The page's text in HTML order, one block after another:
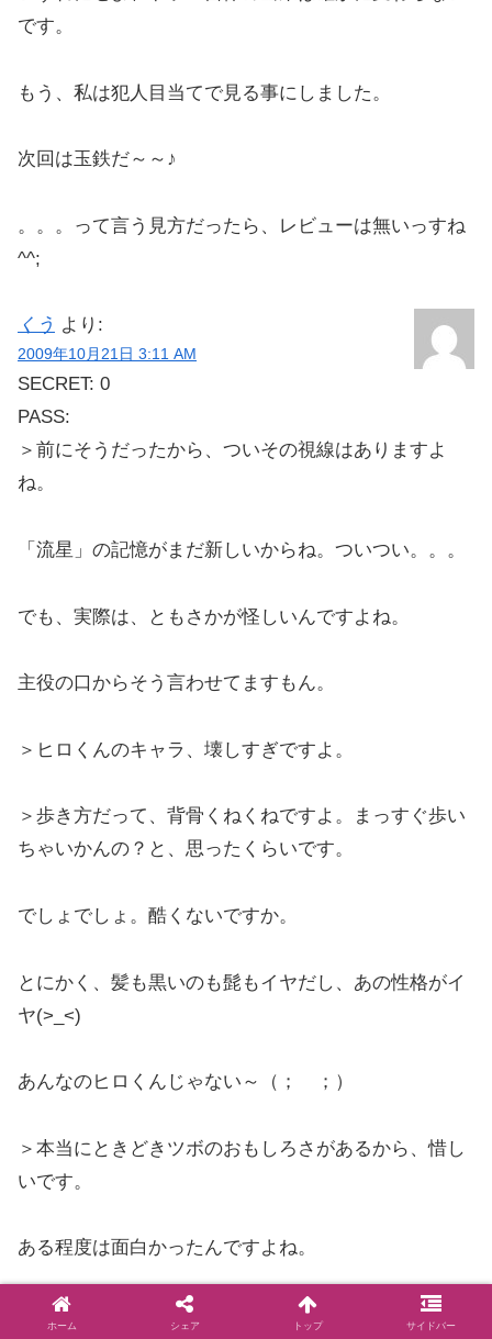
です。
もう、私は犯人目当てで見る事にしました。
次回は玉鉄だ～～♪
。。。って言う見方だったら、レビューは無いっすね
^^;
くう より:
2009年10月21日 3:11 AM
SECRET: 0
PASS:
＞前にそうだったから、ついその視線はありますよ
ね。
「流星」の記憶がまだ新しいからね。ついつい。。。
でも、実際は、ともさかが怪しいんですよね。
主役の口からそう言わせてますもん。
＞ヒロくんのキャラ、壊しすぎですよ。
＞歩き方だって、背骨くねくねですよ。まっすぐ歩い
ちゃいかんの？と、思ったくらいです。
でしょでしょ。酷くないですか。
とにかく、髪も黒いのも髭もイヤだし、あの性格がイ
ヤ(>_<)
あんなのヒロくんじゃない～（； ；）
＞本当にときどきツボのおもしろさがあるから、惜し
いです。
ある程度は面白かったんですよね。
でも、何か学芸会っぽいの。結局は演出がダメなんで
ホーム シェア トップ サイドバー